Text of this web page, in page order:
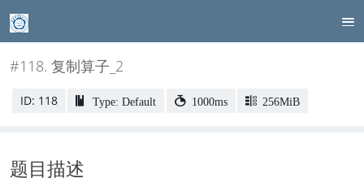
#118. 复制算子_2
ID: 118 Type: Default 1000ms 256MiB
题目描述